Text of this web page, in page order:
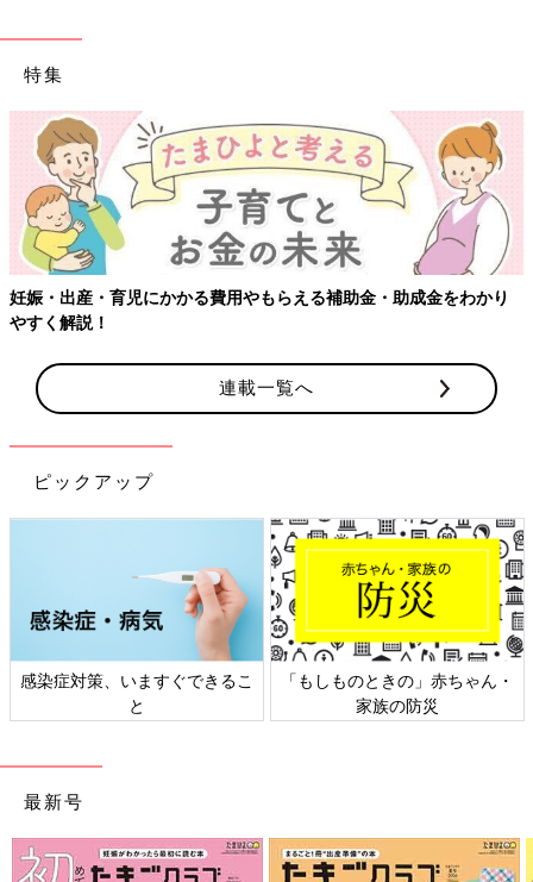
特集
育児にかかる費用やもらえる補助金・助成金をわかり
【ワクチ
連載一覧へ
ピックアップ
策、いますぐできるこ
「もしものときの」赤ちゃん・
家族の防災
日本外
最新号